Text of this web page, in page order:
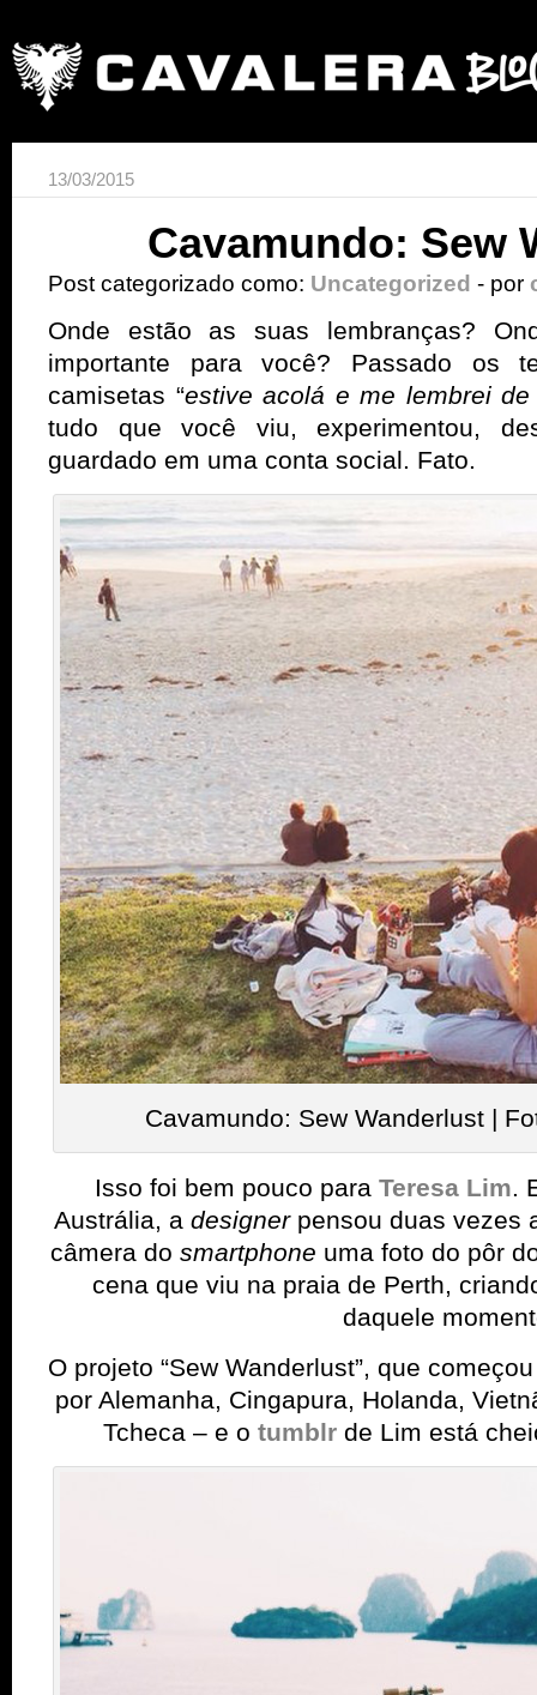
13/03/2015
Cavamundo: Sew
Post categorizado como: Uncategorized - por
Onde estão as suas lembranças?
importante para você? Passado os
camisetas “estive acolá e me lembrei de
tudo que você viu, experimentou,
guardado em uma conta social. Fato.
Cavamundo: Sew Wanderlust |
Isso foi bem pouco para Teresa Lim.
Austrália, a designer pensou duas vezes
câmera do smartphone uma foto do pôr
cena que viu na praia de Perth,
daquele
O projeto “Sew Wanderlust”, que
por Alemanha, Cingapura, Holanda,
Tcheca – e o tumblr de Lim está